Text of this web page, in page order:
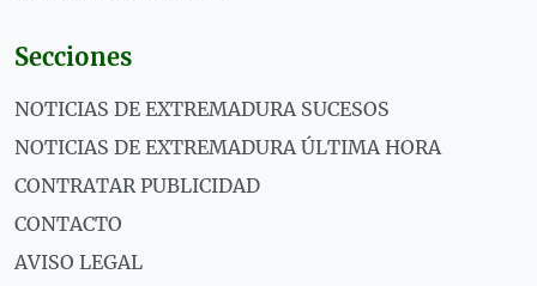
Secciones
NOTICIAS DE EXTREMADURA SUCESOS
NOTICIAS DE EXTREMADURA ÚLTIMA HORA
CONTRATAR PUBLICIDAD
CONTACTO
AVISO LEGAL